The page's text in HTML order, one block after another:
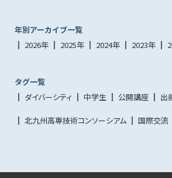
年別アーカイブ一覧
2026年
2025年 2024年 2023年
タグ一覧
ダイバーシティ
中学生 公開講座 出
北九州高専技術コンソーシアム 国際交流